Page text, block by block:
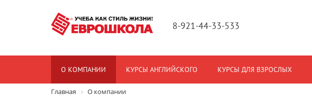
8-921-44-33-533
О КОМПАНИИ КУРСЫ АНГЛИЙСКОГО КУРСЫ ДЛЯ ВЗРОСЛЫХ
Главная О компании